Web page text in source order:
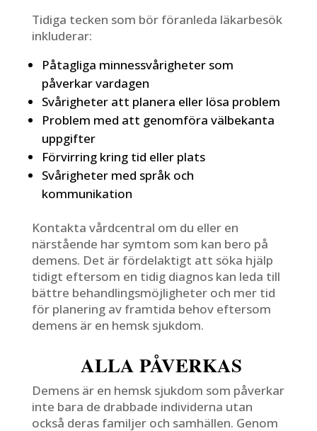
Tidiga tecken som bör föranleda läkarbesök
inkluderar:
Påtagliga minnessvårigheter som
påverkar vardagen
Svårigheter att planera eller lösa problem
Problem med att genomföra välbekanta
uppgifter
Förvirring kring tid eller plats
Svårigheter med språk och
kommunikation
Kontakta vårdcentral om du eller en
närstående har symtom som kan bero på
demens. Det är fördelaktigt att söka hjälp
tidigt eftersom en tidig diagnos kan leda till
bättre behandlingsmöjligheter och mer tid
för planering av framtida behov eftersom
demens är en hemsk sjukdom.
ALLA PÅVERKAS
Demens är en hemsk sjukdom som påverkar
inte bara de drabbade individerna utan
också deras familjer och samhällen. Genom